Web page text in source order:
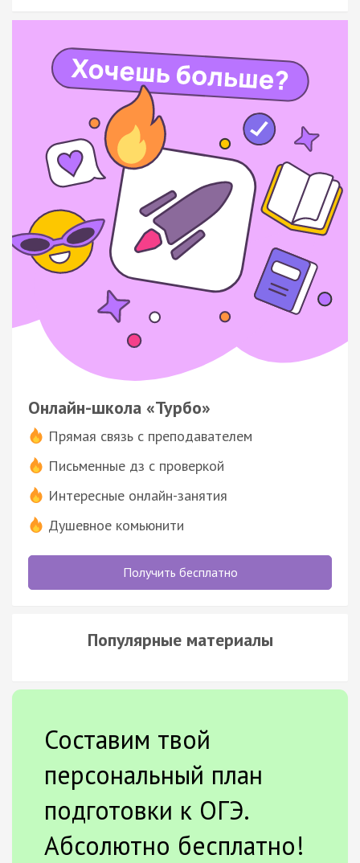
Онлайн-школа «Турбо»
Прямая связь с преподавателем
Письменные дз с проверкой
Интересные онлайн-занятия
Душевное комьюнити
Получить бесплатно
Популярные материалы
Составим твой
персональный план
подготовки к ОГЭ.
Абсолютно бесплатно!